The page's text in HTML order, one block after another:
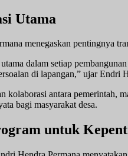
Utama
menegaskan pentingnya
dalam setiap
di lapangan,” ujar Endri
kolaborasi antara pemerintah,
bagi masyarakat desa.
untuk